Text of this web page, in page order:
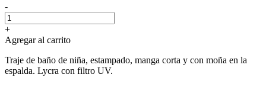
-
+
Agregar al carrito
Traje de baño de niña, estampado, manga corta y con moña en la
espalda. Lycra con filtro UV.